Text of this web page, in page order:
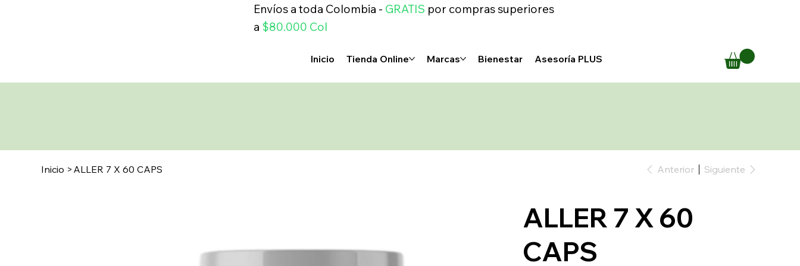
Envíos a toda Colombia - GRATIS por compras superiores
a $80.000 Col
Inicio Tienda Online Marcas Bienestar Asesoría PLUS
Inicio > ALLER 7 X 60 CAPS Anterior Siguiente
ALLER 7 X 60
CAPS